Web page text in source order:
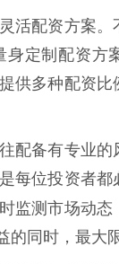
活配资方案
定制配资方
供多种配资
配备有专业
每位投资者都
监测市场动
同时，最大